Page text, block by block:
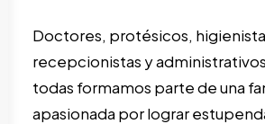
Doctores, protésicos,
recepcionistas y
todas formamos parte de una
apasionada por lograr